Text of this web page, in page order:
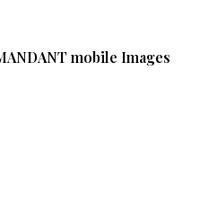
mobile Images